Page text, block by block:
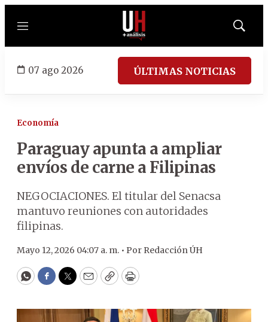
Menú
Mostrar
07 ago 2026 ÚLTIMAS NOTICIAS
Economía
Paraguay apunta a ampliar
envíos de carne a Filipinas
NEGOCIACIONES. El titular del Senacsa
mantuvo reuniones con autoridades
filipinas.
Mayo 12, 2026 04:07 a. m. • Por Redacción ÚH
WhatsApp
Facebook
Twitter
EmailCopyPrint